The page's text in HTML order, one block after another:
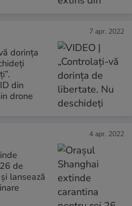
7 apr. 2022
dorința
din
drone
4 apr. 2022
de
lansează